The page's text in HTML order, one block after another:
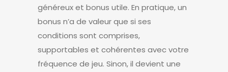
généreux et bonus utile. En pratique, un
bonus n’a de valeur que si ses
conditions sont comprises,
supportables et cohérentes avec votre
fréquence de jeu. Sinon, il devient une